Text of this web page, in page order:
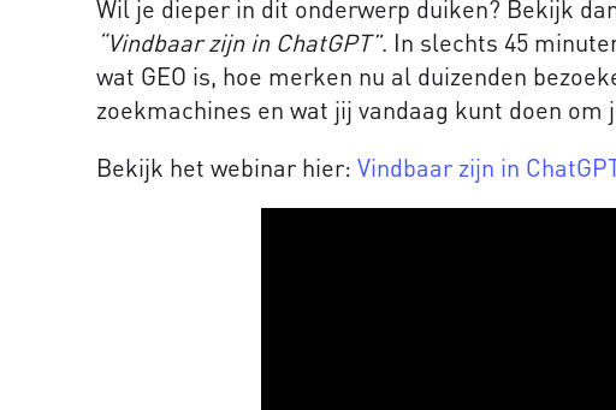
Wil je dieper in dit onderwerp duiken? Bekijk
“Vindbaar zijn in ChatGPT”. In slechts 45
wat GEO is, hoe merken nu al duizenden
zoekmachines en wat jij vandaag kunt doen om
Bekijk het webinar hier: Vindbaar zijn in